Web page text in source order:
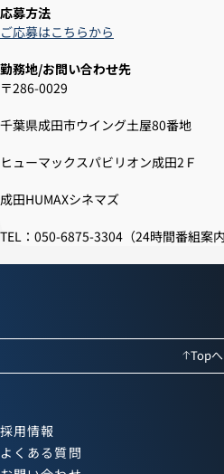
応募方法
ご応募はこちらから
勤務地/お問い合わせ先
〒286-0029
千葉県成田市ウイング土屋80番地
ヒューマックスパビリオン成田2Ｆ
成田HUMAXシネマズ
TEL：050-6875-3304（24時間番組案
Topへ
採用情報
よくある質問